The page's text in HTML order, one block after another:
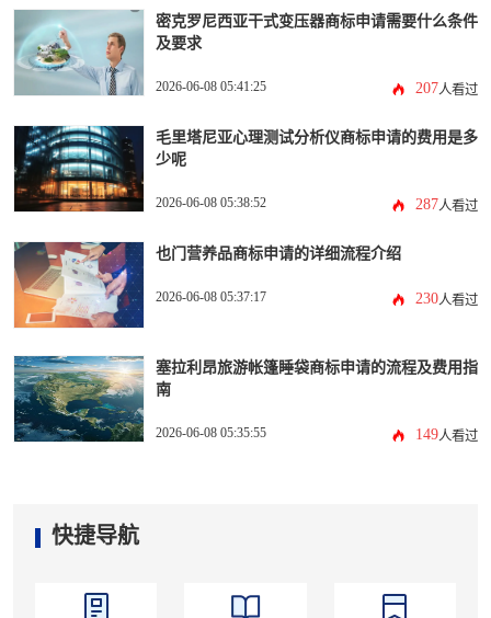
密克罗尼西亚干式变压器商标申请需要什么条件
及要求
2026-06-08 05:41:25 207人看过
毛里塔尼亚心理测试分析仪商标申请的费用是多
少呢
2026-06-08 05:38:52 287人看过
也门营养品商标申请的详细流程介绍
2026-06-08 05:37:17 230人看过
塞拉利昂旅游帐篷睡袋商标申请的流程及费用指
南
2026-06-08 05:35:55 149人看过
快捷导航